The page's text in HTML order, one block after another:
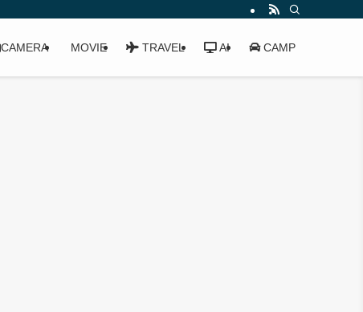
CAMERA MOVIE TRAVEL AI CAMP